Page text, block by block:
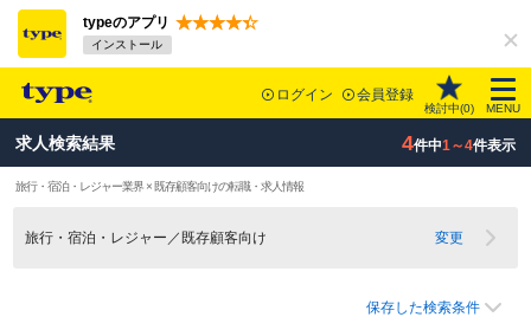
typeのアプリ
インストール
ログイン 会員登録
検討中(0) MENU
求人検索結果 4件中1～4件表示
旅行・宿泊・レジャー業界 × 既存顧客向けの転職・求人情報
旅行・宿泊・レジャー／既存顧客向け 変更
保存した検索条件